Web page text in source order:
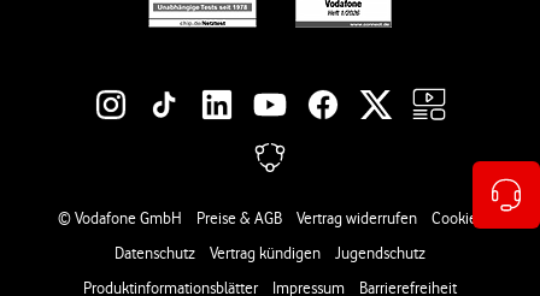
Social-Media-Links
Rechtliche Links
© Vodafone GmbH Preise & AGB Vertrag widerrufen
Cookies
Datenschutz
Vertrag kündigen
Jugendschutz
Produktinformationsblätter
Impressum Barrierefreiheit